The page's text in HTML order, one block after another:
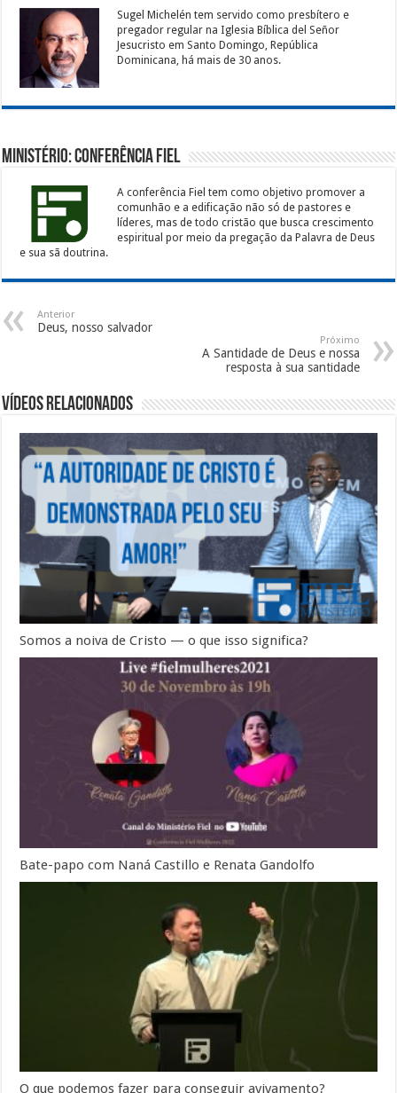
Sugel Michelén tem servido como presbítero e
pregador regular na Iglesia Bíblica del Señor
Jesucristo em Santo Domingo, República
Dominicana, há mais de 30 anos.
Ministério: Conferência Fiel
A conferência Fiel tem como objetivo promover a
comunhão e a edificação não só de pastores e
líderes, mas de todo cristão que busca crescimento
espiritual por meio da pregação da Palavra de Deus
e sua sã doutrina.
Anterior
Deus, nosso salvador
Próximo
A Santidade de Deus e nossa
resposta à sua santidade
Vídeos Relacionados
Somos a noiva de Cristo — o que isso significa?
Bate-papo com Naná Castillo e Renata Gandolfo
O que podemos fazer para conseguir avivamento?